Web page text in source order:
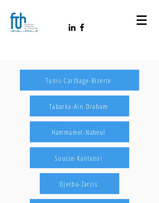
Tunis-Carthage-Bizerte
Tabarka-Ain Draham
Hammamet-Nabeul
Sousse-Kantaoui
Djerba-Zarzis